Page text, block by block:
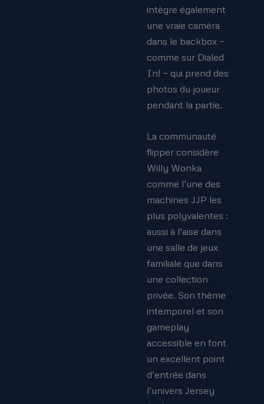
intègre également
une vraie caméra
dans le backbox —
comme sur Dialed
In! — qui prend des
photos du joueur
pendant la partie.
La communauté
flipper considère
Willy Wonka
comme l’une des
machines JJP les
plus polyvalentes :
aussi à l’aise dans
une salle de jeux
familiale que dans
une collection
privée. Son thème
intemporel et son
gameplay
accessible en font
un excellent point
d’entrée dans
l’univers Jersey